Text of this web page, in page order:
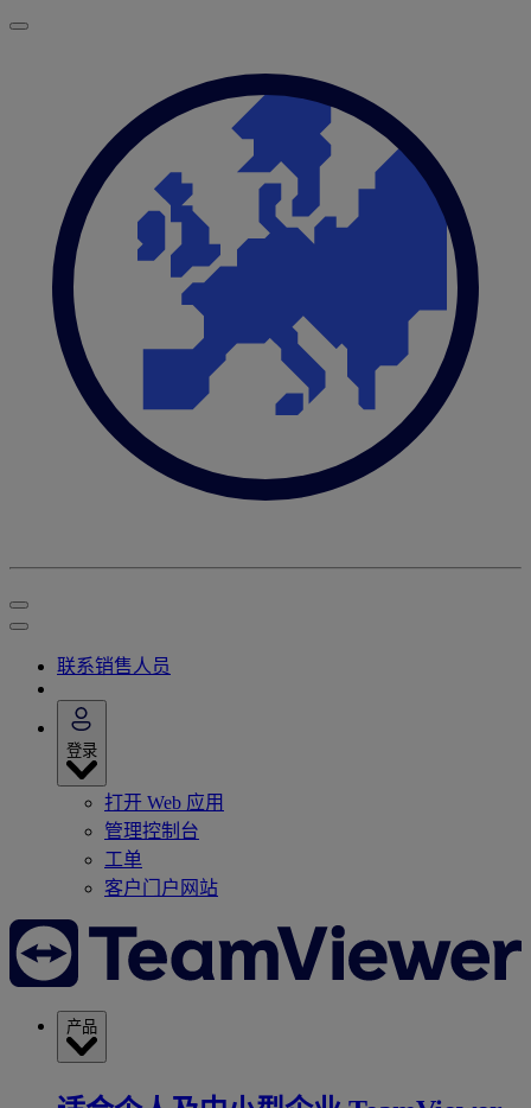
联系销售人员
登录
打开 Web 应用
管理控制台
工单
客户门户网站
产品